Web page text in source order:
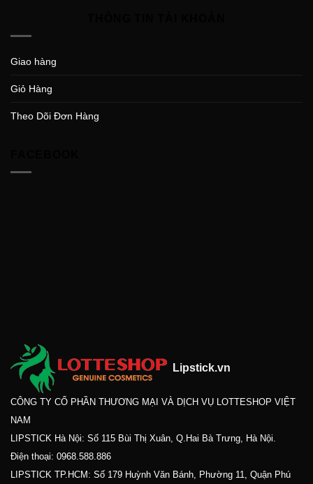
Giao hàng
Giỏ Hàng
Theo Dõi Đơn Hàng
Lipstick.vn
CÔNG TY CỔ PHẦN THƯƠNG MẠI VÀ DỊCH VỤ LOTTESHOP VIỆT
NAM
LIPSTICK Hà Nội: Số 115 Bùi Thị Xuân, Q.Hai Bà Trưng, Hà Nội.
Điện thoại: 0968.588.886
LIPSTICK TP.HCM: Số 179 Huỳnh Văn Bánh, Phường 11, Quận Phú